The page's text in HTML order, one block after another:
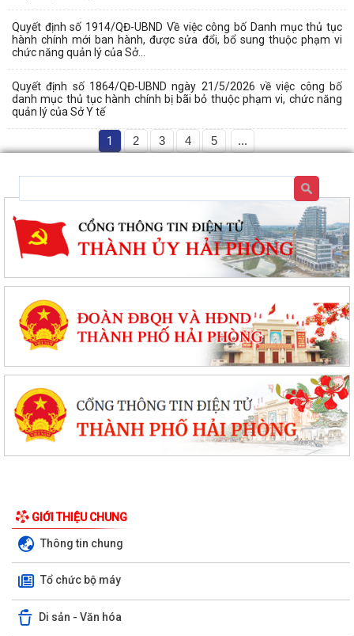
Quyết định số 1914/QĐ-UBND Về việc công bố Danh mục thủ tục
hành chính mới ban hành, được sửa đổi, bổ sung thuộc phạm vi
chức năng quản lý của Sở...
Quyết định số 1864/QĐ-UBND ngày 21/5/2026 về việc công bố
danh mục thủ tục hành chính bị bãi bỏ thuộc phạm vi, chức năng
quản lý của Sở Y tế
1 2 3 4 5 ...
GIỚI THIỆU CHUNG
Thông tin chung
Tổ chức bộ máy
Di sản - Văn hóa